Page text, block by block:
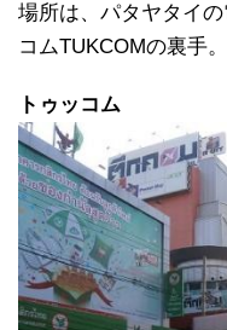
場所は、パタヤタイ
コムTUKCOMの裏手。
トゥッコム